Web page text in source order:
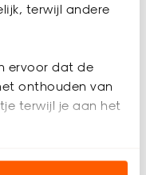
terwijl andere
ervoor dat de
onthouden van
terwijl je aan het
helpen ons de
Bekijk sale